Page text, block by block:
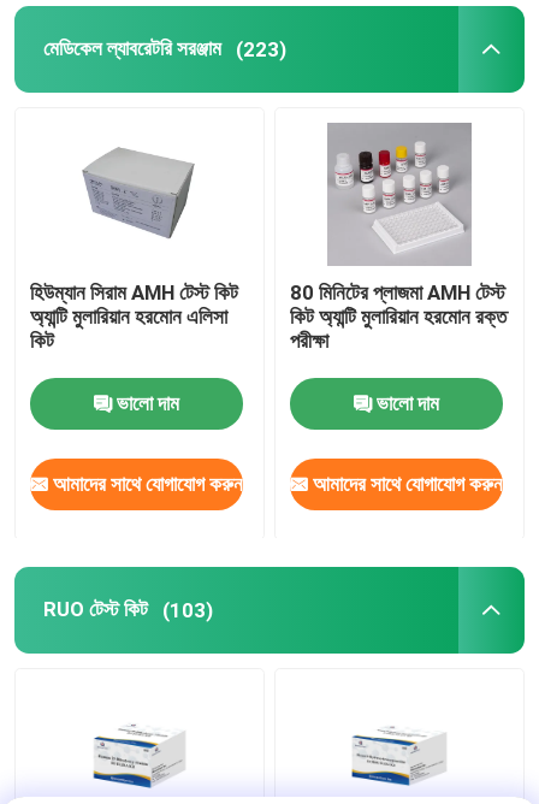
মামলা
VR Show
কলয়েডাল গোল্ড র‍্যাপিড টেস্ট
DOA ড্রাগ পরীক্ষা
মেডিকেল ল্যাবরেটরি সরঞ্জাম
কেমিলুমিনেসেন্ট ইমিউনোসে অ্যানালাইজার
মেডিকেল ল্যাবরেটরি সরঞ্জাম (223)
হিউম্যান সিরাম AMH টেস্ট কিট
অ্যান্টি মুলারিয়ান হরমোন এলিসা
কিট
ভালো দাম
আমাদের সাথে যোগাযোগ করুন
80 মিনিটের প্লাজমা AMH টেস্ট
কিট অ্যান্টি মুলারিয়ান হরমোন রক্ত
​​পরীক্ষা
ভালো দাম
আমাদের সাথে যোগাযোগ করুন
RUO টেস্ট কিট (103)